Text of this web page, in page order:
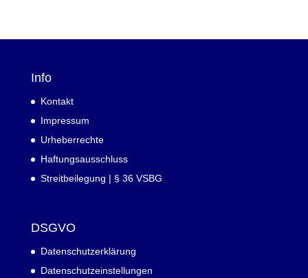
Info
Kontakt
Impressum
Urheberrechte
Haftungsausschluss
Streitbeilegung | § 36 VSBG
DSGVO
Datenschutzerklärung
Datenschutzeinstellungen